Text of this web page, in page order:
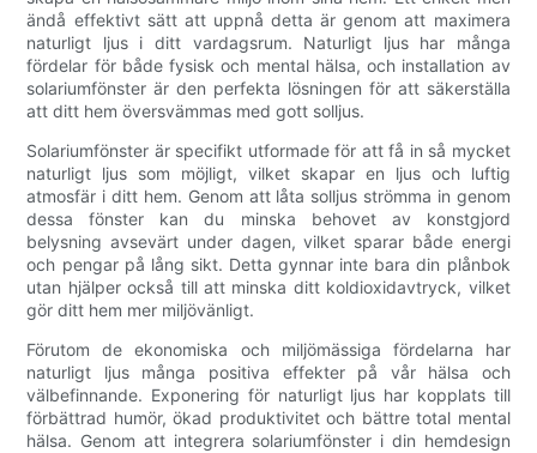
ändå effektivt sätt att uppnå detta är genom att maximera
naturligt ljus i ditt vardagsrum. Naturligt ljus har många
fördelar för både fysisk och mental hälsa, och installation av
solariumfönster är den perfekta lösningen för att säkerställa
att ditt hem översvämmas med gott solljus.
Solariumfönster är specifikt utformade för att få in så mycket
naturligt ljus som möjligt, vilket skapar en ljus och luftig
atmosfär i ditt hem. Genom att låta solljus strömma in genom
dessa fönster kan du minska behovet av konstgjord
belysning avsevärt under dagen, vilket sparar både energi
och pengar på lång sikt. Detta gynnar inte bara din plånbok
utan hjälper också till att minska ditt koldioxidavtryck, vilket
gör ditt hem mer miljövänligt.
Förutom de ekonomiska och miljömässiga fördelarna har
naturligt ljus många positiva effekter på vår hälsa och
välbefinnande. Exponering för naturligt ljus har kopplats till
förbättrad humör, ökad produktivitet och bättre total mental
hälsa. Genom att integrera solariumfönster i din hemdesign